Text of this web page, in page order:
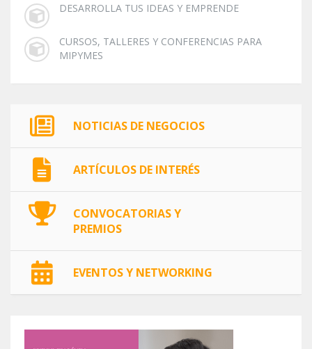
DESARROLLA TUS IDEAS Y EMPRENDE
CURSOS, TALLERES Y CONFERENCIAS PARA
MIPYMES
NOTICIAS DE NEGOCIOS
ARTÍCULOS DE INTERÉS
CONVOCATORIAS Y
PREMIOS
EVENTOS Y NETWORKING